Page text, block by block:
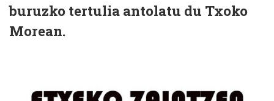
buruzko tertulia antolatu du Txoko
Morean.